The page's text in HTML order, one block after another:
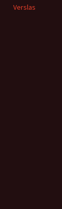
Verslas